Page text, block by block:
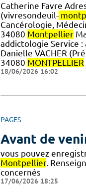
Catherine Favre
(vivresondeuil-
Cancérologie,
34080 Montpellier
addictologie Service :
Danielle VACHER
34080 MONTPELLIER
18/06/2026 16:02
PAGES
Avant de
vous pouvez
Montpellier.
concernés
17/06/2026 18:25